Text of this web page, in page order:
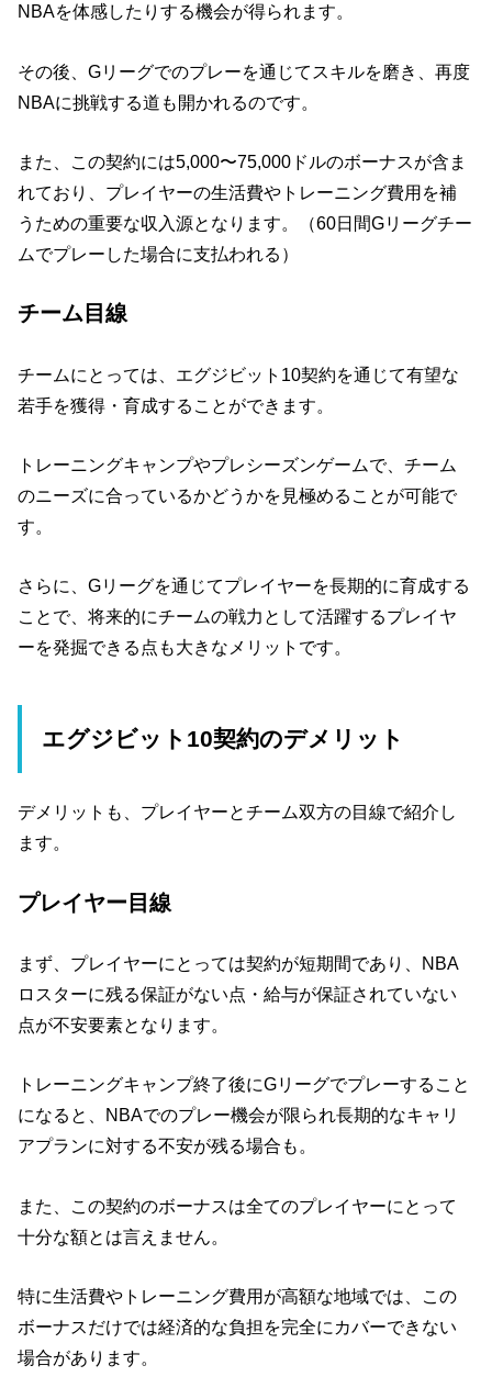
NBAを体感したりする機会が得られます。
その後、Gリーグでのプレーを通じてスキルを磨き、再度
NBAに挑戦する道も開かれるのです。
また、この契約には5,000〜75,000ドルのボーナスが含ま
れており、プレイヤーの生活費やトレーニング費用を補
うための重要な収入源となります。（60日間Gリーグチー
ムでプレーした場合に支払われる）
チーム目線
チームにとっては、エグジビット10契約を通じて有望な
若手を獲得・育成することができます。
トレーニングキャンプやプレシーズンゲームで、チーム
のニーズに合っているかどうかを見極めることが可能で
す。
さらに、Gリーグを通じてプレイヤーを長期的に育成する
ことで、将来的にチームの戦力として活躍するプレイヤ
ーを発掘できる点も大きなメリットです。
エグジビット10契約のデメリット
デメリットも、プレイヤーとチーム双方の目線で紹介し
ます。
プレイヤー目線
まず、プレイヤーにとっては契約が短期間であり、NBA
ロスターに残る保証がない点・給与が保証されていない
点が不安要素となります。
トレーニングキャンプ終了後にGリーグでプレーすること
になると、NBAでのプレー機会が限られ長期的なキャリ
アプランに対する不安が残る場合も。
また、この契約のボーナスは全てのプレイヤーにとって
十分な額とは言えません。
特に生活費やトレーニング費用が高額な地域では、この
ボーナスだけでは経済的な負担を完全にカバーできない
場合があります。